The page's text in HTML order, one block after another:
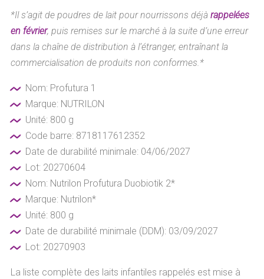
*Il s’agit de poudres de lait pour nourrissons déjà rappelées
en février, puis remises sur le marché à la suite d’une erreur
dans la chaîne de distribution à l’étranger, entraînant la
commercialisation de produits non conformes.*
Nom: Profutura 1
Marque: NUTRILON
Unité: 800 g
Code barre: 8718117612352
Date de durabilité minimale: 04/06/2027
Lot: 20270604
Nom: Nutrilon Profutura Duobiotik 2*
Marque: Nutrilon*
Unité: 800 g
Date de durabilité minimale (DDM): 03/09/2027
Lot: 20270903
La liste complète des laits infantiles rappelés est mise à